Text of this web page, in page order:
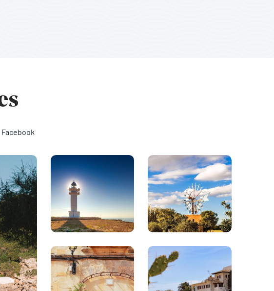
Facebook